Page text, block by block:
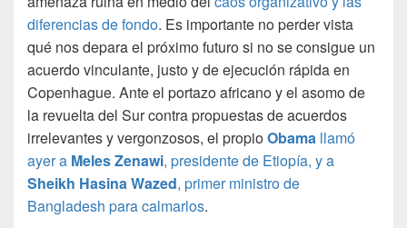
diferencias de fondo. Es importante no perder vista
qué nos depara el próximo futuro si no se consigue un
acuerdo vinculante, justo y de ejecución rápida en
Copenhague. Ante el portazo africano y el asomo de
la revuelta del Sur contra propuestas de acuerdos
irrelevantes y vergonzosos, el propioObama llamó
ayer a Meles Zenawi, presidente de Etiopía, y a
Sheikh Hasina Wazed, primer ministro de
Bangladesh para calmarlos.